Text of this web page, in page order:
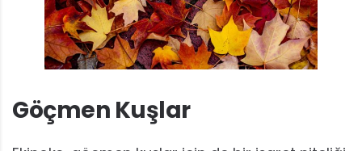
Göçmen Kuşlar